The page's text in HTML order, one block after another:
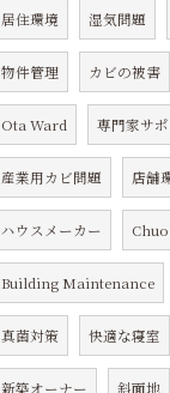
居住環境 湿気問題
物件管理 カビの被害
Ota Ward 専門家サポ
産業用カビ問題 店舗
ハウスメーカー
Building Maintenance
真菌対策 快適な寝室
新築オーナー 斜面地